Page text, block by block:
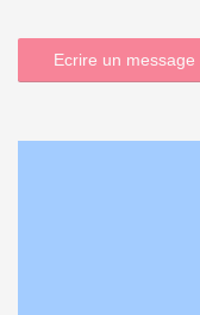
Ecrire un message